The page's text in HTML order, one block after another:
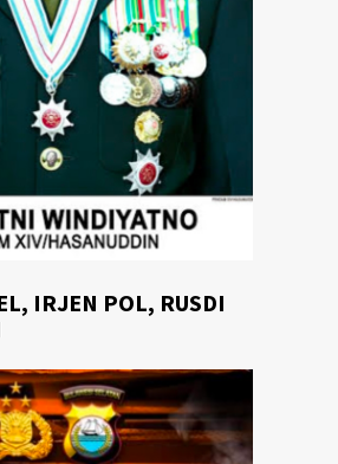
IRJEN POL, RUSDI